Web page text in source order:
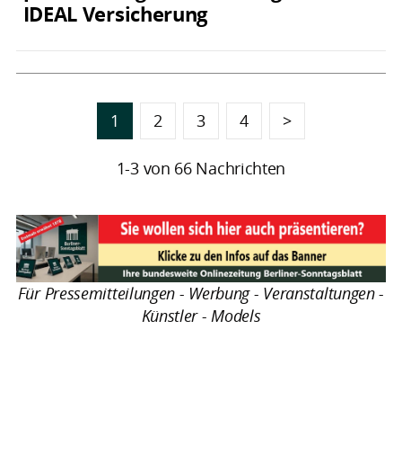
IDEAL Versicherung
1 2 3 4 >
1-3 von 66 Nachrichten
Für Pressemitteilungen - Werbung - Veranstaltungen -
Künstler - Models